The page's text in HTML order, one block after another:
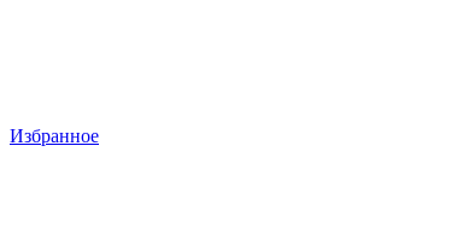
Избранное